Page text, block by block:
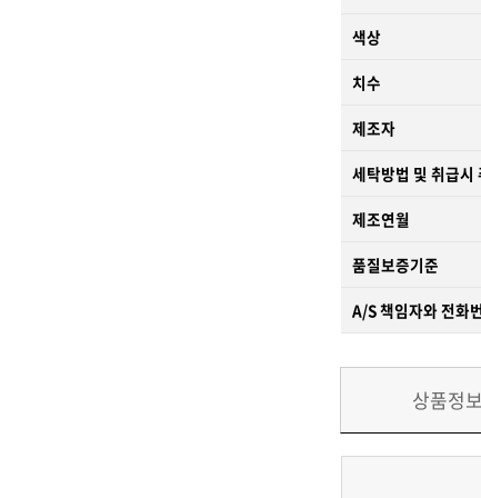
색상
치수
제조자
세탁방법 및 취급시
제조연월
품질보증기준
A/S 책임자와 전화
상품정보